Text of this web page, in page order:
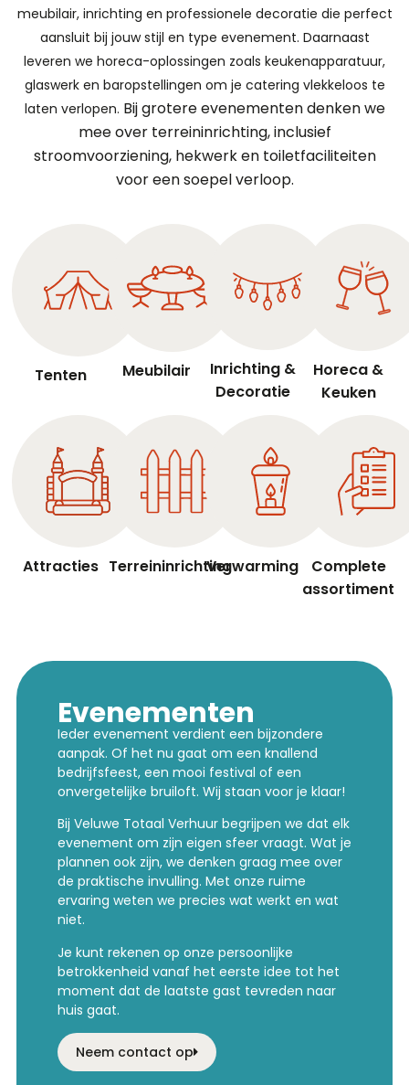
meubilair, inrichting en professionele decoratie die perfect
aansluit bij jouw stijl en type evenement. Daarnaast
leveren we horeca-oplossingen zoals keukenapparatuur,
glaswerk en baropstellingen om je catering vlekkeloos te
laten verlopen. Bij grotere evenementen denken we
mee over terreininrichting, inclusief
stroomvoorziening, hekwerk en toiletfaciliteiten
voor een soepel verloop.
Tenten Meubilair
Inrichting &
Decoratie
Horeca &
Keuken
Attracties TerreininrichtingVerwarming
Complete
assortiment
Evenementen
Ieder evenement verdient een bijzondere
aanpak. Of het nu gaat om een knallend
bedrijfsfeest, een mooi festival of een
onvergetelijke bruiloft. Wij staan voor je klaar!
Bij Veluwe Totaal Verhuur begrijpen we dat elk
evenement om zijn eigen sfeer vraagt. Wat je
plannen ook zijn, we denken graag mee over
de praktische invulling. Met onze ruime
ervaring weten we precies wat werkt en wat
niet.
Je kunt rekenen op onze persoonlijke
betrokkenheid vanaf het eerste idee tot het
moment dat de laatste gast tevreden naar
huis gaat.
Neem contact op